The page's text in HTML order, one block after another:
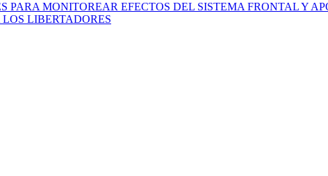
MONITOREAR EFECTOS DEL SISTEMA FRONTAL Y
LIBERTADORES